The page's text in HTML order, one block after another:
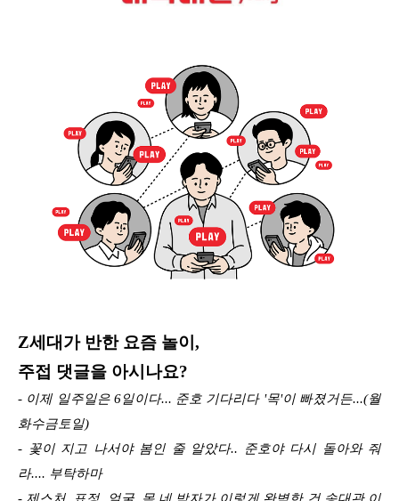
Z세대가 반한 요즘 놀이,
주접 댓글을 아시나요?
- 이제 일주일은 6일이다... 준호 기다리다 '목'이 빠졌거든...(월
화수금토일)
- 꽃이 지고 나서야 봄인 줄 알았다.. 준호야 다시 돌아와 줘
라.... 부탁하마
- 제스처, 표정, 얼굴, 몸 네 박자가 이렇게 완벽한 건 송대관 이